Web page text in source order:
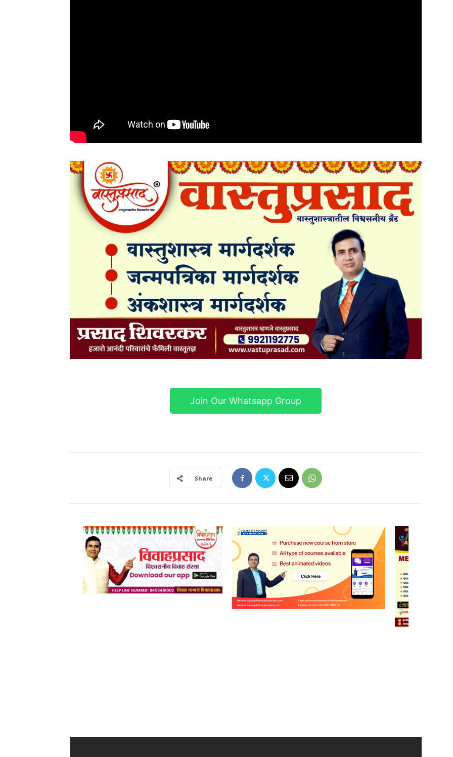
Join Our Whatsapp Group
Share